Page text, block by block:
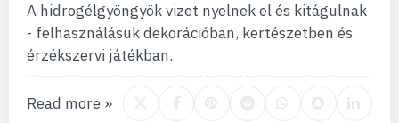
A hidrogélgyöngyök vizet nyelnek el és kitágulnak
- felhasználásuk dekorációban, kertészetben és
érzékszervi játékban.
Read more »